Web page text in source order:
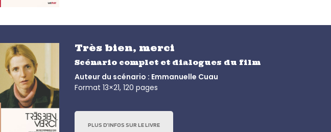
Très bien, merci
Scénario complet et dialogues du film
Auteur du scénario : Emmanuelle Cuau
Format 13×21, 120 pages
PLUS D’INFOS SUR LE LIVRE